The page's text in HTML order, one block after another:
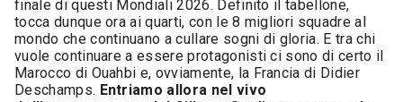
finale di questi Mondiali 2026. Definito il tabellone,
tocca dunque ora ai quarti, con le 8 migliori squadre al
mondo che continuano a cullare sogni di gloria. E tra chi
vuole continuare a essere protagonisti ci sono di certo il
Marocco di Ouahbi e, ovviamente, la Francia di Didier
Deschamps. Entriamo allora nel vivo